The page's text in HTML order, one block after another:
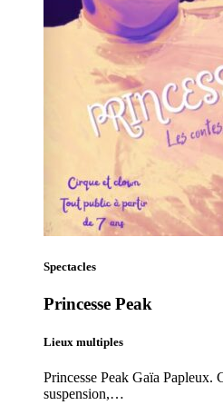
Spectacles
Princesse Peak
Lieux multiples
Princesse Peak Gaïa Papleux.
suspension,…